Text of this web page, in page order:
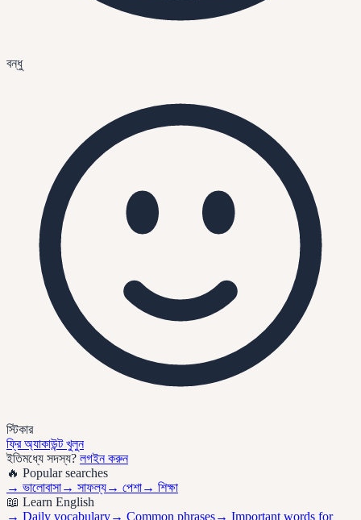
বন্ধু
স্টিকার
ফ্রি অ্যাকাউন্ট খুলুন
ইতিমধ্যে সদস্য? লগইন করুন
🔥 Popular searches
→ ভালোবাসা→ সাফল্য→ পেশা→ শিক্ষা
📖 Learn English
→ Daily vocabulary→ Common phrases→ Important words for